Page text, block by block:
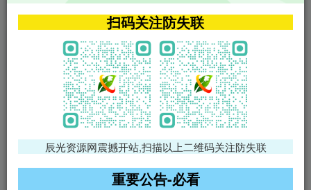
VIP特权介绍 APP源码
VIP特权介绍
火
VIP特权介绍
影视源码
影视源码
免费领支付宝红包
腾讯轻量4核4G3M服务器38元/
扫码关注防失联
辰光资源网震撼开站,扫描以上二维码关注防失联
重要公告-必看